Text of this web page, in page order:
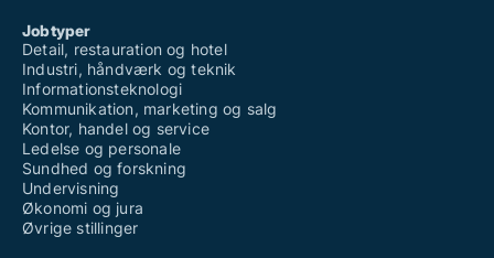
Jobtyper
Detail, restauration og hotel
Industri, håndværk og teknik
Informationsteknologi
Kommunikation, marketing og salg
Kontor, handel og service
Ledelse og personale
Sundhed og forskning
Undervisning
Økonomi og jura
Øvrige stillinger